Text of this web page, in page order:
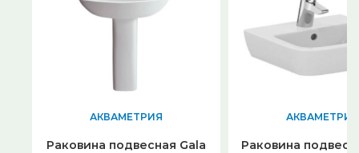
АКВАМЕТРИЯ
Раковина подвесная Gala
АКВАМЕТРИЯ
Раковина